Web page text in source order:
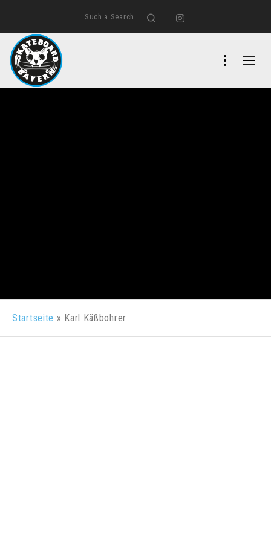
Such a Search SearchInstagram
Startseite » Karl Käßbohrer